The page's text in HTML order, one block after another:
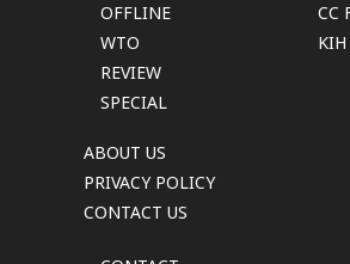
OFFLINE
WTO
REVIEW
SPECIAL
ABOUT US
PRIVACY POLICY
CONTACT US
CC
KIH